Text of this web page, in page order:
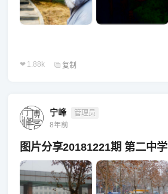
1.88k 复制
宁峰
管理员
8年前
图片分享20181221期 第二中学